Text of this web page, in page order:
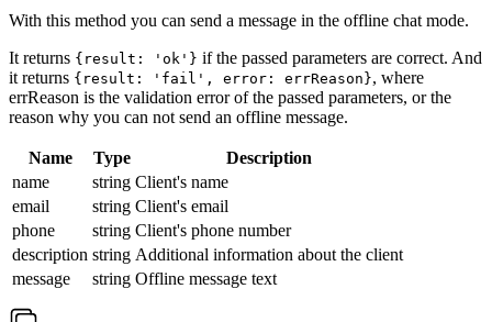
With this method you can send a message in the offline chat mode.
It returns {result: 'ok'} if the passed parameters are correct. And
it returns {result: 'fail', error: errReason}, where
errReason is the validation error of the passed parameters, or the
reason why you can not send an offline message.
Name Type
Description
name
string Client's name
email
string Client's email
phone
string Client's phone number
description string Additional information about the client
message
string Offline message text